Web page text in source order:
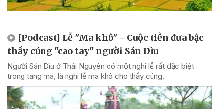
[Podcast] Lễ "Ma khô" - Cuộc tiễn đưa bậc
thầy cúng "cao tay" người Sán Dìu
Người Sán Dìu ở Thái Nguyên có một nghi lễ rất đặc biệt
trong tang ma, là nghi lễ ma khô cho thầy cúng.